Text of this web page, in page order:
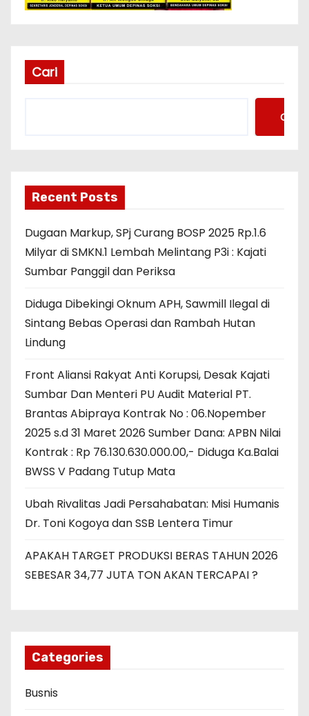
Cari
Cari
Recent Posts
Dugaan Markup, SPj Curang BOSP 2025 Rp.1.6
Milyar di SMKN.1 Lembah Melintang P3i : Kajati
Sumbar Panggil dan Periksa
Diduga Dibekingi Oknum APH, Sawmill Ilegal di
Sintang Bebas Operasi dan Rambah Hutan
Lindung
Front Aliansi Rakyat Anti Korupsi, Desak Kajati
Sumbar Dan Menteri PU Audit Material PT.
Brantas Abipraya Kontrak No : 06.Nopember
2025 s.d 31 Maret 2026 Sumber Dana: APBN Nilai
Kontrak : Rp 76.130.630.000.00,- Diduga Ka.Balai
BWSS V Padang Tutup Mata
Ubah Rivalitas Jadi Persahabatan: Misi Humanis
Dr. Toni Kogoya dan SSB Lentera Timur
APAKAH TARGET PRODUKSI BERAS TAHUN 2026
SEBESAR 34,77 JUTA TON AKAN TERCAPAI ?
Categories
Busnis